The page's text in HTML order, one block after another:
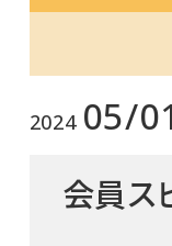
2024 05/
会員ス